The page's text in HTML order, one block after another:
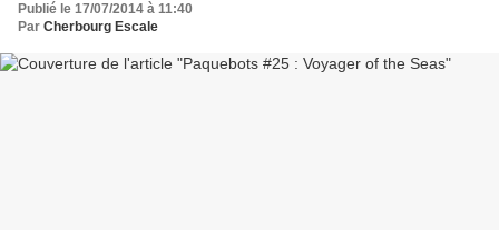
Publié le 17/07/2014 à 11:40
Par Cherbourg Escale